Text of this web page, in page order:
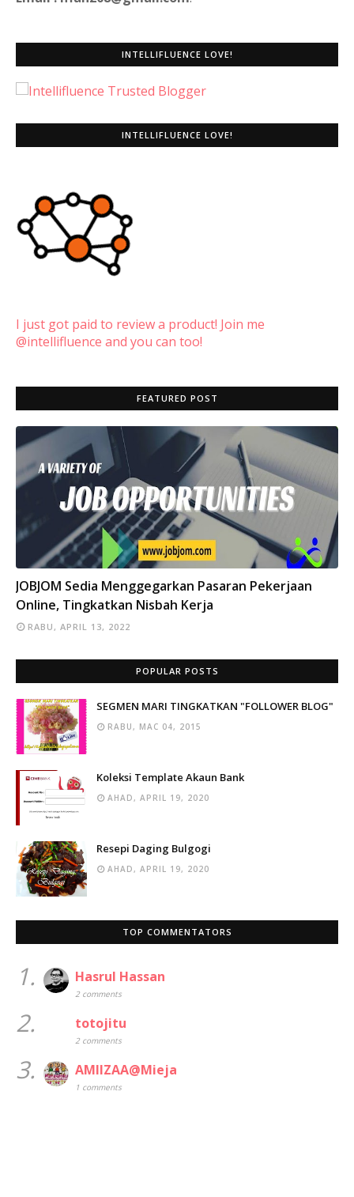
INTELLIFLUENCE LOVE!
INTELLIFLUENCE LOVE!
I just got paid to review a product! Join me
@intellifluence and you can too!
FEATURED POST
INFO
JOBJOM Sedia Menggegarkan Pasaran Pekerjaan
Online, Tingkatkan Nisbah Kerja
RABU, APRIL 13, 2022
POPULAR POSTS
SEGMEN MARI TINGKATKAN "FOLLOWER BLOG"
RABU, MAC 04, 2015
Koleksi Template Akaun Bank
AHAD, APRIL 19, 2020
Resepi Daging Bulgogi
AHAD, APRIL 19, 2020
TOP COMMENTATORS
1. Hasrul Hassan
2 comments
2. totojitu
2 comments
3. AMIIZAA@Mieja
1 comments